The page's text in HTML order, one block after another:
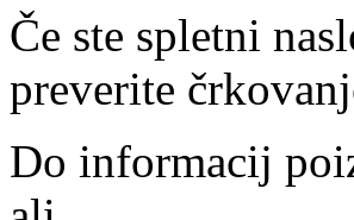
Če ste spletni
preverite
Do informacij